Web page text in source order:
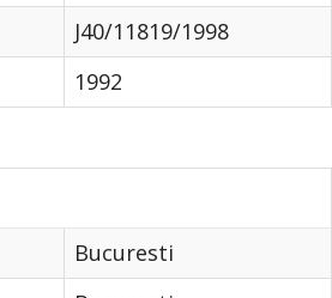
J40/11819/1998
1992
Bucuresti